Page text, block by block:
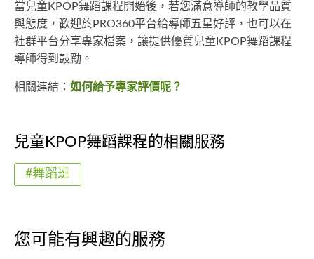
當兒童KPOP舞蹈課程開始後，若您滿意導師的教學品質
與態度，歡迎於PRO360平台給導師五星好評，也可以在
社群平台分享專家檔案，讓提供優質兒童KPOP舞蹈課程
導師得到鼓勵。
相關連結： 如何給予專家評價呢？
兒童KPOP舞蹈課程的相關服務
#舞蹈班
您可能有興趣的服務